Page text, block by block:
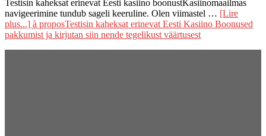
Testisin kaheksat erinevat Eesti kasiino boonustKasiinomaailmas
navigeerimine tundub sageli keeruline. Olen viimastel … [Lire
plus...] à proposTestisin kaheksat erinevat Eesti Kasiino Boonused
pakkumist ja kirjutan siin nende tegelikust väärtusest